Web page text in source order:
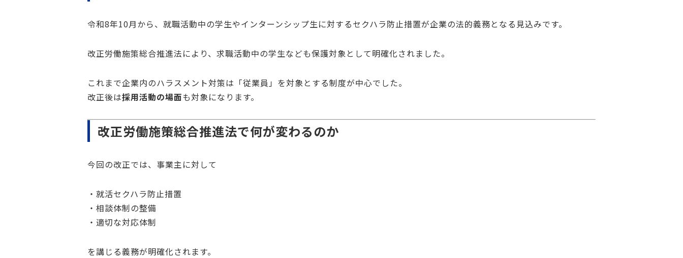
令和8年10月から、就職活動中の学生やインターンシップ生に対するセクハラ防止措置が企業の法的義務となる見込みです。
改正労働施策総合推進法により、求職活動中の学生なども保護対象として明確化されました。
これまで企業内のハラスメント対策は「従業員」を対象とする制度が中心でした。
改正後は採用活動の場面も対象になります。
改正労働施策総合推進法で何が変わるのか
今回の改正では、事業主に対して
・就活セクハラ防止措置
・相談体制の整備
・適切な対応体制
を講じる義務が明確化されます。